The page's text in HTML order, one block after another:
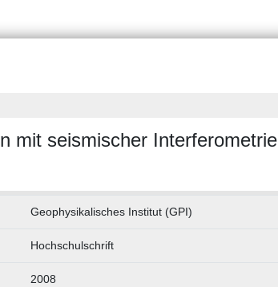
mit seismischer Interferometrie
Geophysikalisches Institut (GPI)
Hochschulschrift
2008